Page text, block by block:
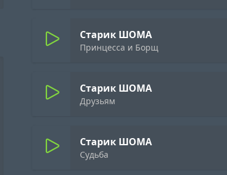
Старик ШОМА
Принцесса и Борщ
Старик ШОМА
Друзьям
Старик ШОМА
Судьба